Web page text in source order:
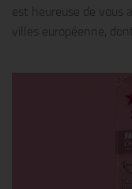
est heureuse de vous
villes européenne,